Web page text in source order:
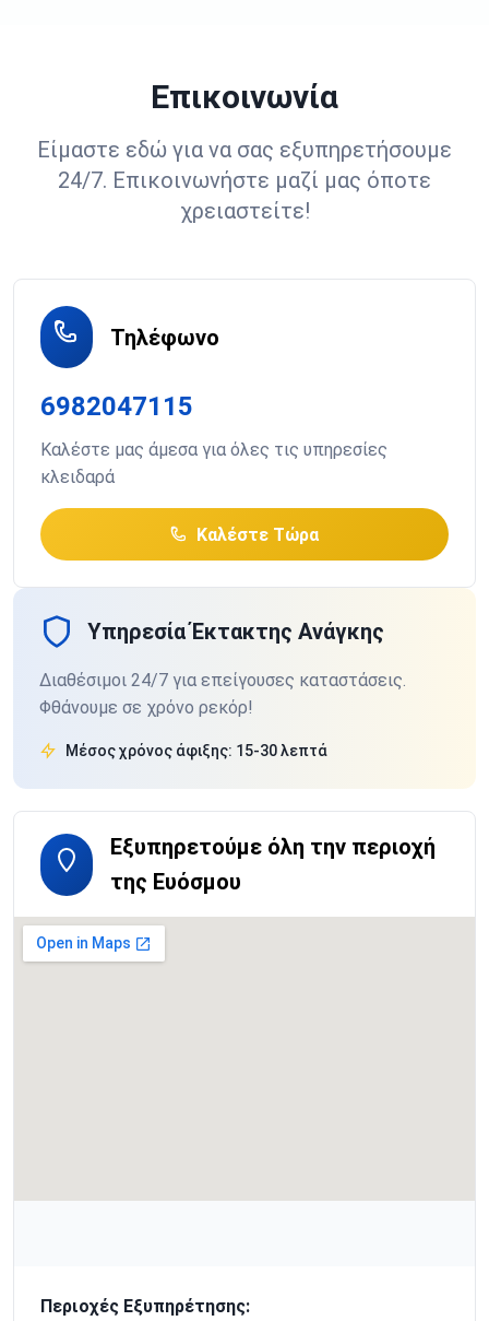
Επικοινωνία
Είμαστε εδώ για να σας εξυπηρετήσουμε
24/7. Επικοινωνήστε μαζί μας όποτε
χρειαστείτε!
Τηλέφωνο
6982047115
Καλέστε μας άμεσα για όλες τις υπηρεσίες
κλειδαρά
Καλέστε Τώρα
Υπηρεσία Έκτακτης Ανάγκης
Διαθέσιμοι 24/7 για επείγουσες καταστάσεις.
Φθάνουμε σε χρόνο ρεκόρ!
Μέσος χρόνος άφιξης: 15-30 λεπτά
Εξυπηρετούμε όλη την περιοχή
της Ευόσμου
Περιοχές Εξυπηρέτησης: